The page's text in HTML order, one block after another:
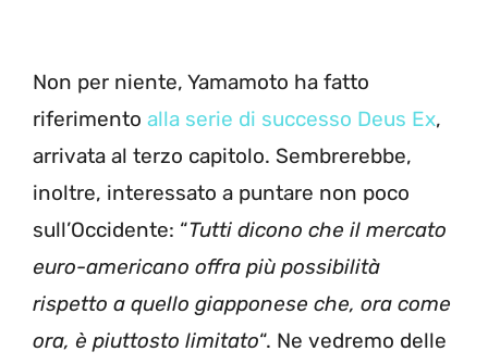
Non per niente, Yamamoto ha fatto
riferimento alla serie di successo Deus Ex,
arrivata al terzo capitolo. Sembrerebbe,
inoltre, interessato a puntare non poco
sull’Occidente: “Tutti dicono che il mercato
euro-americano offra più possibilità
rispetto a quello giapponese che, ora come
ora, è piuttosto limitato“. Ne vedremo delle